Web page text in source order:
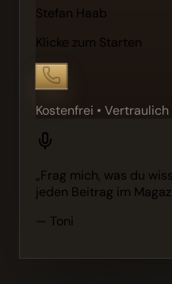
Stefan Haab
Klicke zum Starten
Kostenfrei • Vertraulich
„Frag mich, was du
jeden Beitrag im
— Toni